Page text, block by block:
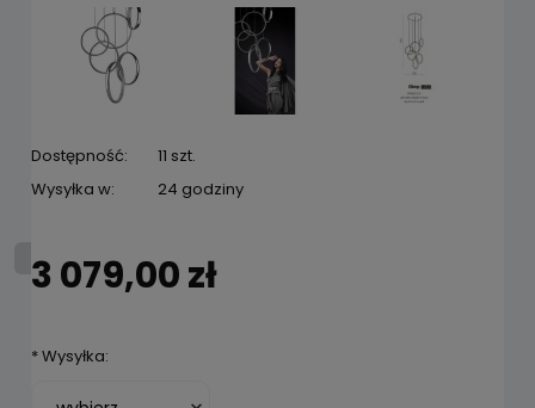
Dostępność:
11 szt.
Wysyłka w:
24 godziny
3 079,00 zł
*Wysyłka: